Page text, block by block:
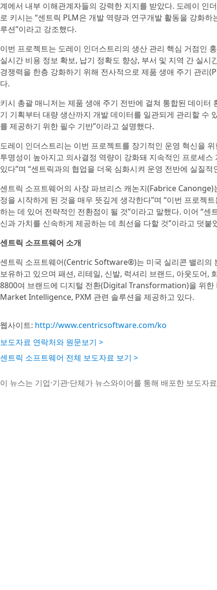
계에서 내부 이해관계자들의 강력한 지지를 받았다. 도레이 인
로 키시는 “센트릭 PLM은 개발 역량과 연구개발 활동을 강화
루션”이라고 강조했다.
이번 프로젝트는 도레이 인더스트리의 생산 관리 핵심 거점인
실시간 비용 정보 확보, 납기 정확도 향상, 부서 및 지역 간 실
경쟁력을 한층 강화하기 위해 전사적으로 제품 생애 주기 관리
다.
키시 총괄 매니저는 제품 생애 주기 전반에 걸쳐 통합된 데이
기 기획부터 대량 생산까지 개발 데이터를 일관되게 관리할 수
를 제공하기 위한 필수 기반”이라고 설명했다.
도레이 인더스트리는 이번 프로젝트를 장기적인 운영 혁신을
투명성이 높아지고 의사결정 역량이 강화돼 지속적인 프로세
있다”며 “센트릭과의 협업을 더욱 심화시켜 운영 전반에 실질
센트릭 소프트웨어의 사장 파브리스 캐논지(Fabrice
정을 시작하게 된 것을 매우 뜻깊게 생각한다”며 “이번 프로젝
하는 데 있어 전략적인 전환점이 될 것”이라고 말했다. 이어 “
신과 가치를 신속하게 제공하는 데 최선을 다할 것”이라고 덧붙
센트릭 소프트웨어 소개
센트릭 소프트웨어(Centric Software®)는 미국 실리콘 밸리의
보유하고 있으며 패션, 리테일, 신발, 럭셔리 브랜드, 아웃도어,
8800여 브랜드에 디지털 전환(Digital Transformation)을 위
Market Intelligence, PXM 관련 솔루션을 제공하고 있다.
웹사이트: http://www.centricsoftware.com/ko
보도자료 연락처와 원문보기 >
센트릭 소프트웨어 전체 보도자료 보기 >
이 뉴스는 기업·기관·단체가 뉴스와이어를 통해 배포한 보도자